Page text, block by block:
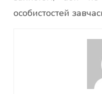
особистостей